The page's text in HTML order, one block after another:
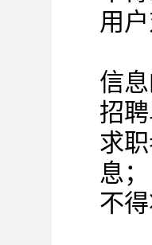
用
信
招
求
息；
不